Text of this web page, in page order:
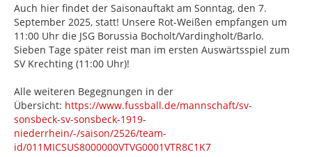
Auch hier findet der Saisonauftakt am Sonntag, den 7.
September 2025, statt! Unsere Rot-Weißen empfangen um
11:00 Uhr die JSG Borussia Bocholt/Vardingholt/Barlo.
Sieben Tage später reist man im ersten Auswärtsspiel zum
SV Krechting (11:00 Uhr)!
Alle weiteren Begegnungen in der
Übersicht: https://www.fussball.de/mannschaft/sv-
sonsbeck-sv-sonsbeck-1919-
niederrhein/-/saison/2526/team-
id/011MICSUS8000000VTVG0001VTR8C1K7